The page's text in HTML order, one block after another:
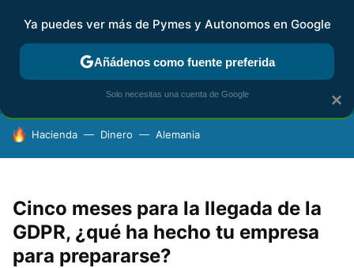
FISCALIDAD Y CONTABILIDAD KIT DIGITAL RENTA
HOY SE HABLA DE
Hacienda Dinero Alemania
Cinco meses para la llegada de la
GDPR, ¿qué ha hecho tu empresa
para prepararse?
×
Ya puedes ver más de Pymes y Autonomos en Google
Añádenos como fuente preferida
Solo necesitas una cuenta de Google